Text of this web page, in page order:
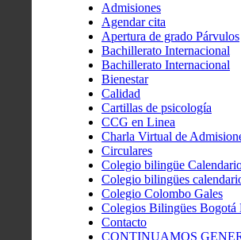
Admisiones
Agendar cita
Apertura de grado Párvulos
Bachillerato Internacional
Bachillerato Internacional
Bienestar
Calidad
Cartillas de psicología
CCG en Linea
Charla Virtual de
Circulares
Colegio bilingüe
Colegio bilingües
Colegio Colombo Gales
Colegios Bilingües Bogotá
Contacto
CONTINUAMOS